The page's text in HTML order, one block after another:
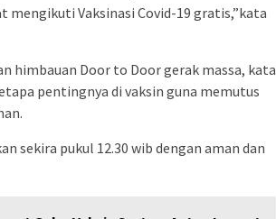
mengikuti Vaksinasi Covid-19 gratis,”kata
himbauan Door to Door gerak massa, kata
pentingnya di vaksin guna memutus
sekira pukul 12.30 wib dengan aman dan